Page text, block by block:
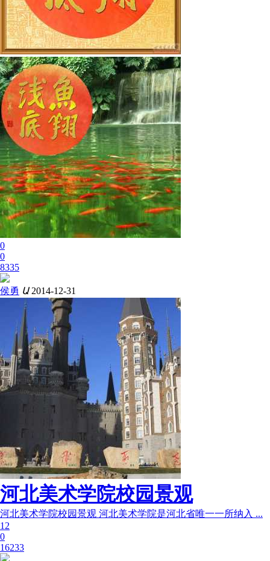
0
0
8335
侯勇 Ա 2014-12-31
河北美术学院校园景观
河北美术学院校园景观 河北美术学院是河北省唯一一所纳入 ...
12
0
16233